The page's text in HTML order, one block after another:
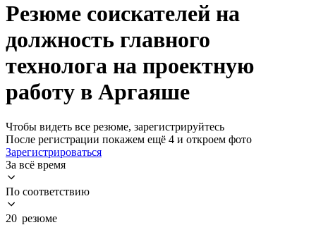
Резюме соискателей на
должность главного
технолога на проектную
работу в Аргаяше
Чтобы видеть все резюме, зарегистрируйтесь
После регистрации покажем ещё 4 и откроем фото
Зарегистрироваться
За всё время
По соответствию
20 резюме